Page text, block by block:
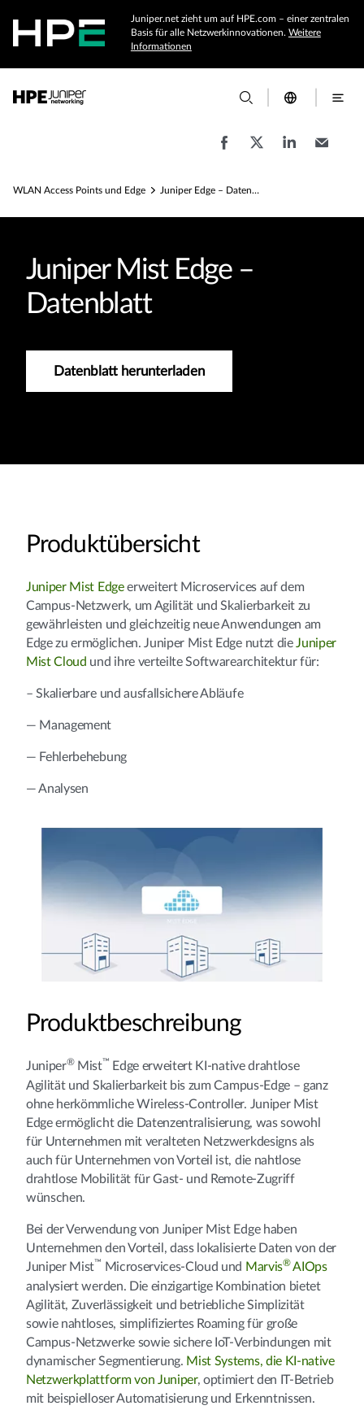
Juniper.net zieht um auf HPE.com – einer zentralen
Basis für alle Netzwerkinnovationen. Weitere
Informationen
WLAN Access Points und Edge Juniper Edge – Datenblatt
Juniper Mist Edge –
Datenblatt
Datenblatt herunterladen
Produktübersicht
Juniper Mist Edgeerweitert Microservices auf dem
Campus-Netzwerk, um Agilität und Skalierbarkeit zu
gewährleisten und gleichzeitig neue Anwendungen am
Edge zu ermöglichen. Juniper Mist Edge nutzt dieJuniper
Mist Cloud und ihre verteilte Softwarearchitektur für:
– Skalierbare und ausfallsichere Abläufe
— Management
— Fehlerbehebung
— Analysen
Produktbeschreibung
Juniper®Mist™ Edge erweitert KI-native drahtlose
Agilität und Skalierbarkeit bis zum Campus-Edge – ganz
ohne herkömmliche Wireless-Controller. Juniper Mist
Edge ermöglicht die Datenzentralisierung, was sowohl
für Unternehmen mit veralteten Netzwerkdesigns als
auch für Unternehmen von Vorteil ist, die nahtlose
drahtlose Mobilität für Gast- und Remote-Zugriff
wünschen.
Bei der Verwendung von Juniper Mist Edge haben
Unternehmen den Vorteil, dass lokalisierte Daten von der
Juniper Mist™ Microservices-Cloud und Marvis®AIOps
analysiert werden. Die einzigartige Kombination bietet
Agilität, Zuverlässigkeit und betriebliche Simplizität
sowie nahtloses, simplifiziertes Roaming für große
Campus-Netzwerke sowie sichere IoT-Verbindungen mit
dynamischer Segmentierung. Mist Systems, die KI-native
Netzwerkplattform von Juniper, optimiert den IT-Betrieb
mit beispielloser Automatisierung und Erkenntnissen.